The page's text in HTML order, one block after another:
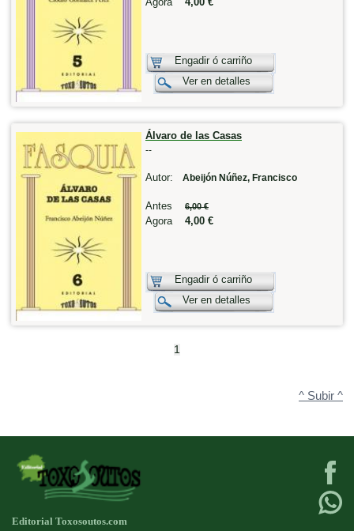
Engadir ó carriño
Ver en detalles
Álvaro de las Casas
--
Autor: Abeijón Núñez, Francisco
Antes 6,00 €
Agora 4,00 €
Engadir ó carriño
Ver en detalles
1
^ Subir ^
Editorial Toxosoutos.com